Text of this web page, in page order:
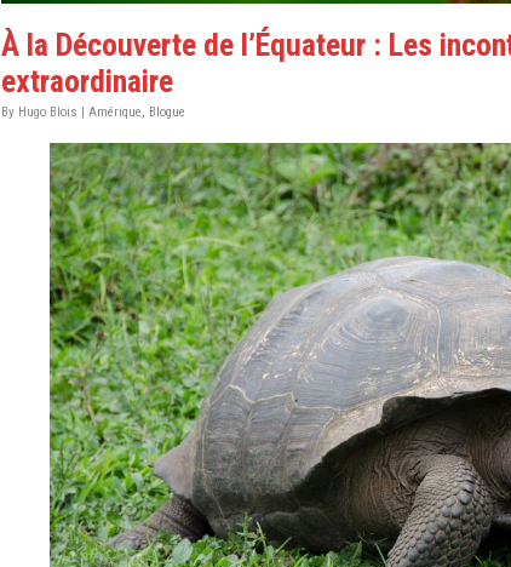
À la Découverte de l’Équateur : Les
extraordinaire
By Hugo Blois Amérique, Blogue